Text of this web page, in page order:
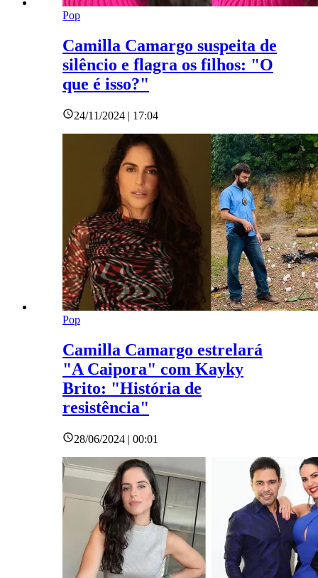
Pop
Camilla Camargo suspeita de
silêncio e flagra os filhos: "O
que é isso?"
24/11/2024 | 17:04
Pop
Camilla Camargo estrelará
"A Caipora" com Kayky
Brito: "História de
resistência"
28/06/2024 | 00:01